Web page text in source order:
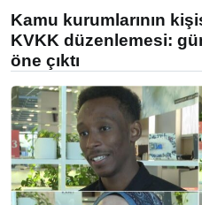
Kamu kurumlarının
KVKK düzenlemesi:
öne çıktı